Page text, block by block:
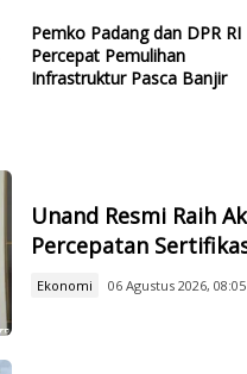
Pemko Padang dan DPR RI
Percepat Pemulihan
Infrastruktur Pasca Banjir
Unand Resmi Raih
Percepatan
Ekonomi 06 Agustus 2026,